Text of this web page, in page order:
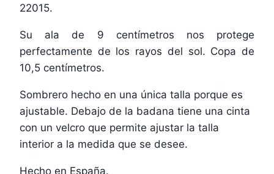
22015.
Su ala de 9 centímetros nos protege
perfectamente de los rayos del sol. Copa de
10,5 centímetros.
Sombrero hecho en una única talla porque es
ajustable. Debajo de la badana tiene una cinta
con un velcro que permite ajustar la talla
interior a la medida que se desee.
Hecho en España.